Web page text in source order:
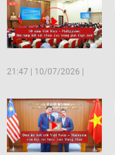
21:47 10/07/2026